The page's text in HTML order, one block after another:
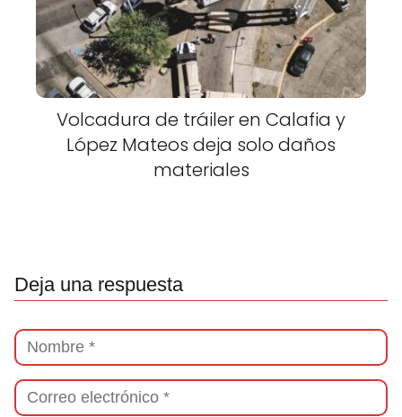
Volcadura de tráiler en Calafia y
López Mateos deja solo daños
materiales
Deja una respuesta